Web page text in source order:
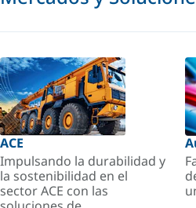
ACE
Impulsando la durabilidad y
la sostenibilidad en el
sector ACE con las